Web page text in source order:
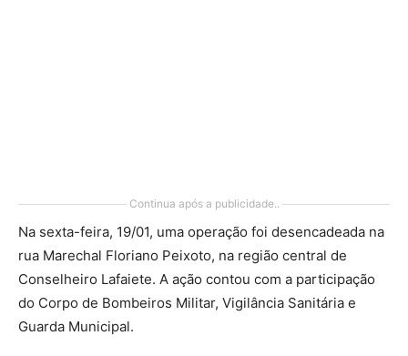
Continua após a publicidade..
Na sexta-feira, 19/01, uma operação foi desencadeada na
rua Marechal Floriano Peixoto, na região central de
Conselheiro Lafaiete. A ação contou com a participação
do Corpo de Bombeiros Militar, Vigilância Sanitária e
Guarda Municipal.